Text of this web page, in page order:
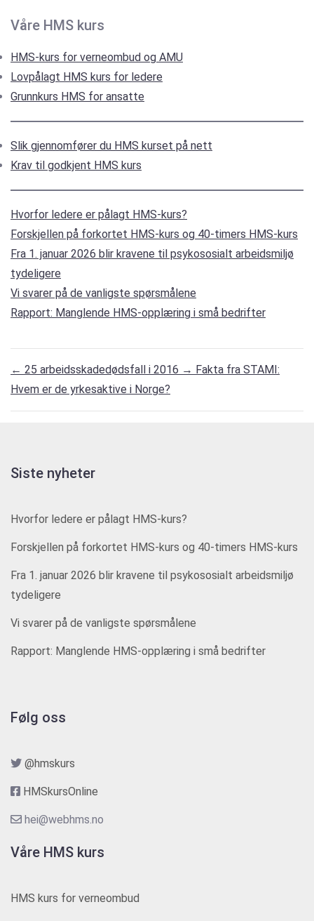
Våre HMS kurs
HMS-kurs for verneombud og AMU
Lovpålagt HMS kurs for ledere
Grunnkurs HMS for ansatte
Slik gjennomfører du HMS kurset på nett
Krav til godkjent HMS kurs
Hvorfor ledere er pålagt HMS-kurs?
Forskjellen på forkortet HMS-kurs og 40-timers HMS-kurs
Fra 1. januar 2026 blir kravene til psykososialt arbeidsmiljø
tydeligere
Vi svarer på de vanligste spørsmålene
Rapport: Manglende HMS-opplæring i små bedrifter
← 25 arbeidsskadedødsfall i 2016 → Fakta fra STAMI:
Hvem er de yrkesaktive i Norge?
Siste nyheter
Hvorfor ledere er pålagt HMS-kurs?
Forskjellen på forkortet HMS-kurs og 40-timers HMS-kurs
Fra 1. januar 2026 blir kravene til psykososialt arbeidsmiljø
tydeligere
Vi svarer på de vanligste spørsmålene
Rapport: Manglende HMS-opplæring i små bedrifter
Følg oss
@hmskurs
HMSkursOnline
hei@webhms.no
Våre HMS kurs
HMS kurs for verneombud